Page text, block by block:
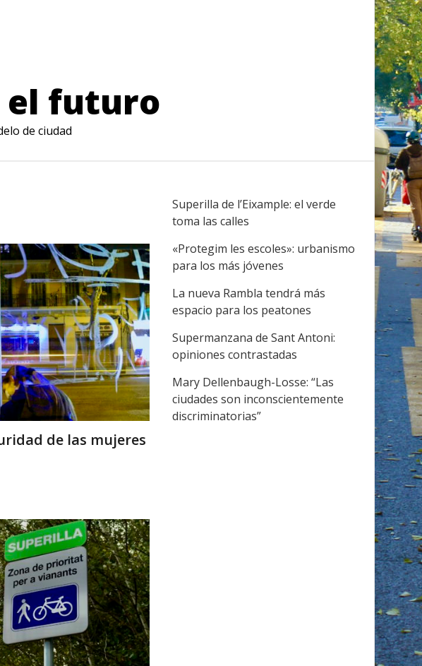
el futuro
de ciudad
de las mujeres
Superilla de l’Eixample: el verde
toma las calles
«Protegim les escoles»: urbanismo
para los más jóvenes
La nueva Rambla tendrá más
espacio para los peatones
Supermanzana de Sant Antoni:
opiniones contrastadas
Mary Dellenbaugh-Losse: “Las
ciudades son inconscientemente
discriminatorias”